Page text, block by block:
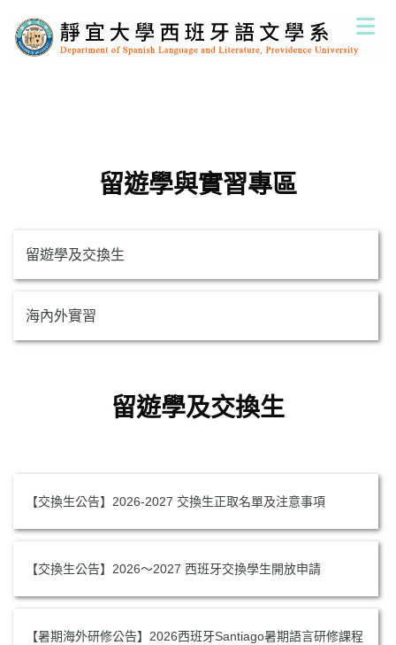
到
主
留遊學與實習專區
留遊學及交換生
海內外實習
留遊學及交換生
【交換生公告】2026-2027 交換生正取名單及注意事項
【交換生公告】2026～2027 西班牙交換學生開放申請
【暑期海外研修公告】2026西班牙Santiago暑期語言研修課程